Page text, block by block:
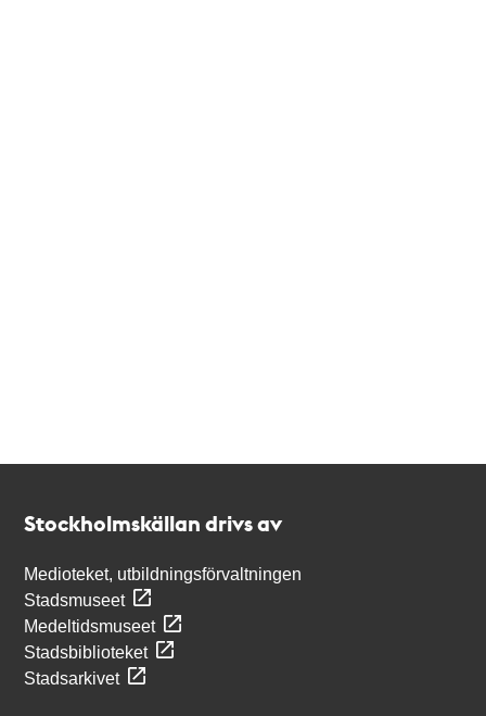
Stockholmskällan drivs av
Medioteket, utbildningsförvaltningen
Stadsmuseet
Medeltidsmuseet
Stadsbiblioteket
Stadsarkivet